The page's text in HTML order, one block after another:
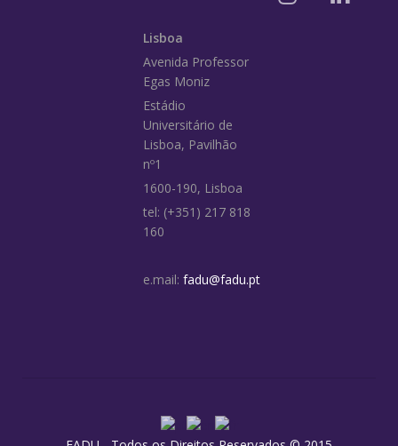
Lisboa
Avenida Professor
Egas Moniz
Estádio
Universitário de
Lisboa, Pavilhão
nº1
1600-190, Lisboa
tel: (+351) 217 818
160
e.mail: fadu@fadu.pt